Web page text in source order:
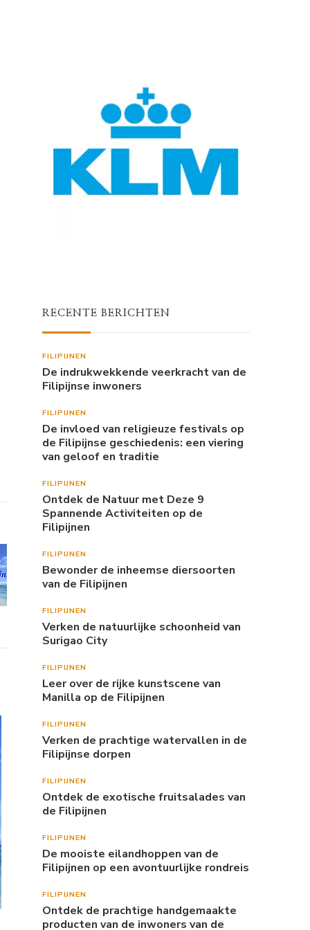
RECENTE BERICHTEN
FILIPIJNEN
De indrukwekkende veerkracht van de
Filipijnse inwoners
FILIPIJNEN
De invloed van religieuze festivals op
de Filipijnse geschiedenis: een viering
van geloof en traditie
FILIPIJNEN
Ontdek de Natuur met Deze 9
Spannende Activiteiten op de
Filipijnen
FILIPIJNEN
Bewonder de inheemse diersoorten
van de Filipijnen
FILIPIJNEN
Verken de natuurlijke schoonheid van
Surigao City
FILIPIJNEN
Leer over de rijke kunstscene van
Manilla op de Filipijnen
FILIPIJNEN
Verken de prachtige watervallen in de
Filipijnse dorpen
FILIPIJNEN
Ontdek de exotische fruitsalades van
de Filipijnen
FILIPIJNEN
De mooiste eilandhoppen van de
Filipijnen op een avontuurlijke rondreis
FILIPIJNEN
Ontdek de prachtige handgemaakte
producten van de inwoners van de